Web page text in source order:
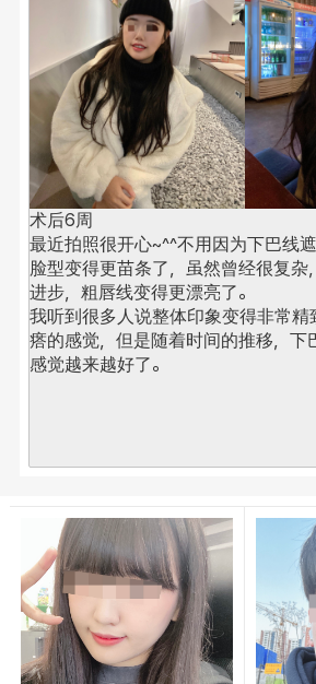
术后6周
最近拍照很开心~^^不用因为下巴线
脸型变得更苗条了，虽然曾经很复杂
进步，粗唇线变得更漂亮了。
我听到很多人说整体印象变得非常精
瘩的感觉，但是随着时间的推移，下
感觉越来越好了。